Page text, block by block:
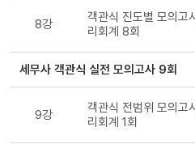
8강
객관식 진도별 모의고
리회계 8회
세무사 객관식 실전 모의고사 9회
9강
객관식 전범위 모의고
리회계 1회